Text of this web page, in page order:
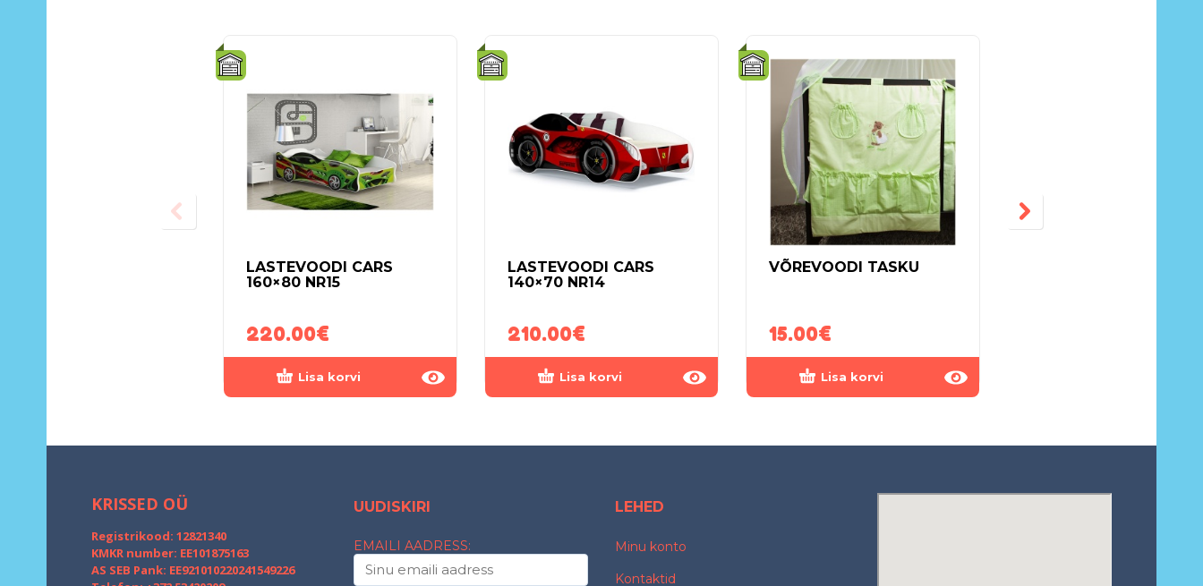
LASTEVOODI CARS
160×80 NR15
220.00€
Lisa korvi
LASTEVOODI CARS
140×70 NR14
210.00€
Lisa korvi
VÕREVOODI TASKU
15.00€
Lisa korvi
KRISSED OÜ
Registrikood: 12821340
KMKR number: EE101875163
AS SEB Pank: EE921010220241549226
UUDISKIRI
EMAILI AADRESS:
LEHED
Minu konto
Kontaktid